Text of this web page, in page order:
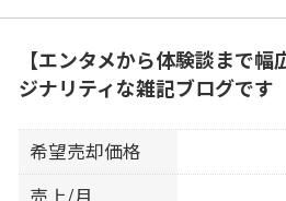
【エンタメから体験談まで
ジナリティな雑記ブログです
希望売却価格
売上/月